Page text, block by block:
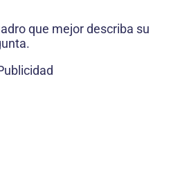
que mejor describa su